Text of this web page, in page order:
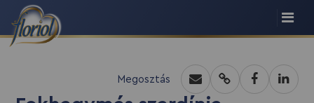
recept script
Megosztás